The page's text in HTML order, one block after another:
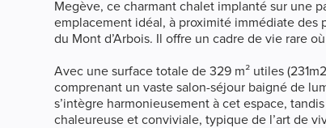
Megève, ce charmant chalet implanté sur une
emplacement idéal, à proximité immédiate des
du Mont d’Arbois. Il offre un cadre de vie rare
Avec une surface totale de 329 m² utiles
comprenant un vaste salon-séjour baigné de
s’intègre harmonieusement à cet espace,
chaleureuse et conviviale, typique de l’art de